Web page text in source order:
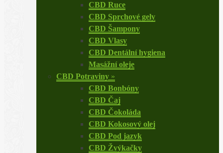
CBD Ruce
CBD Sprchové gely
CBD Šampony
CBD Vlasy
CBD Dentální hygiena
Masážní oleje
CBD Potraviny »
CBD Bonbóny
CBD Čaj
CBD Čokoláda
CBD Kokosový olej
CBD Pod jazyk
CBD Žvýkačky